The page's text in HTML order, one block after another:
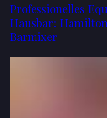
Professionelles
Hausbar:
Barmixer